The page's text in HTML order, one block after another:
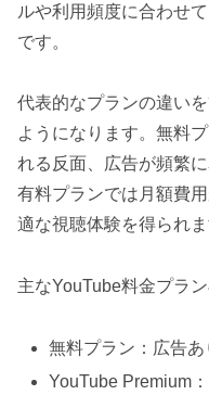
ルや利用頻度に合わせ
です。
代表的なプランの違い
ようになります。無料
れる反面、広告が頻繁
有料プランでは月額費
適な視聴体験を得られま
主なYouTube料金プラ
無料プラン：広告
YouTube Premium